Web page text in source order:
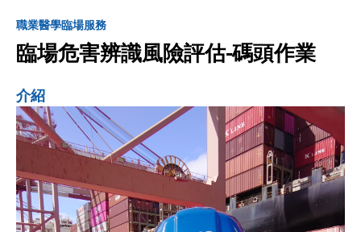
職業醫學臨場服務
臨場危害辨識風險評估-碼頭作業
介紹